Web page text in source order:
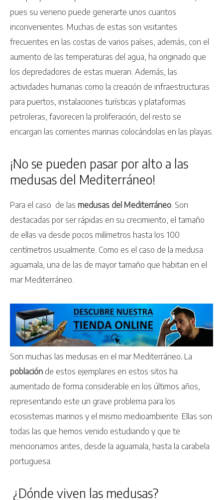
pues su veneno puede generarte unos cuantos
inconvenientes. Muchas de estas son visitantes
frecuentes en las costas de varios países, además, con el
aumento de las temperaturas del agua, ha originado que
los depredadores de estas mueran. Además, las
actividades humanas como la creación de infraestructuras
para puertos, instalaciones turísticas y plataformas
petroleras, favorecen la proliferación, del resto se
encargan las corrientes marinas colocándolas en las playas.
¡No se pueden pasar por alto a las
medusas del Mediterráneo!
Para el caso de las medusas del Mediterráneo . Son
destacadas por ser rápidas en su crecimiento, el tamaño
de ellas va desde pocos milímetros hasta los 100
centímetros usualmente. Como es el caso de la medusa
aguamala, una de las de mayor tamaño que habitan en el
mar Mediterráneo.
Son muchas las medusas en el mar Mediterráneo. La
población de estos ejemplares en estos sitos ha
aumentado de forma considerable en los últimos años,
representando este un grave problema para los
ecosistemas marinos y el mismo medioambiente. Ellas son
todas las que hemos venido estudiando y que te
mencionamos antes, desde la aguamala, hasta la carabela
portuguesa.
¿Dónde viven las medusas?